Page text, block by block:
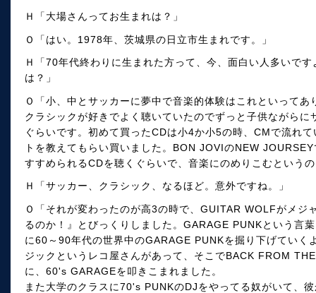
Ｈ「大場さんってお生まれは？」
Ｏ「はい。1978年、茨城県の日立市生まれです。」
Ｈ「70年代終わりに生まれた方って、今、面白い人多いで
は？」
Ｏ「小、中とサッカーに夢中で音楽的体験はこれといって
クラシックが好きでよく聴いていたのでずっと子供ながら
ぐらいです。初めて買ったCDは小4か小5の時、CMで流れ
トを教えてもらい買いました。BON JOVIのNEW
すすめられるCDを聴くぐらいで、音楽にのめりこむという
Ｈ「サッカー、クラシック、なるほど。意外ですね。」
Ｏ「それが変わったのが高3の時で、GUITAR WOLFがメジ
るのか！』とびっくりしました。GARAGE PUNKという言
に60～90年代の世界中のGARAGE PUNKを掘り下げていく
ジックというレコ屋さんがあって、そこでBACK FROM
に、60's GARAGEを叩きこまれました。
また大学のクラスに70's PUNKのDJをやってる奴がいて、